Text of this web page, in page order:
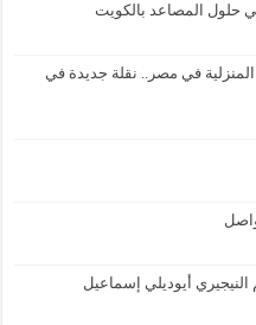
في مصر.. نقلة جديدة في
أيوديلي إسماعيل